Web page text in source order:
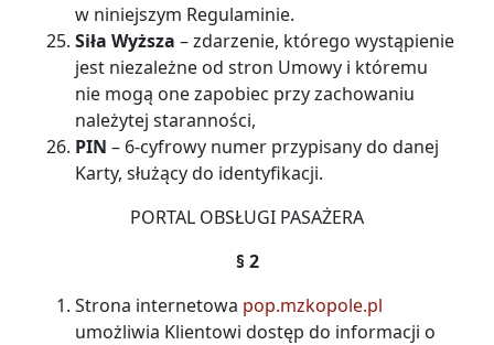
w niniejszym Regulaminie.
Siła Wyższa – zdarzenie, którego wystąpienie
jest niezależne od stron Umowy i któremu
nie mogą one zapobiec przy zachowaniu
należytej staranności,
PIN – 6-cyfrowy numer przypisany do danej
Karty, służący do identyfikacji.
PORTAL OBSŁUGI PASAŻERA
§ 2
Strona internetowa pop.mzkopole.pl
umożliwia Klientowi dostęp do informacji o